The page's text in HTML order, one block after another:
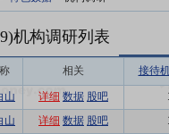
机构调研列表
相关 接待
山 详细 数据 股吧
山 详细 数据 股吧